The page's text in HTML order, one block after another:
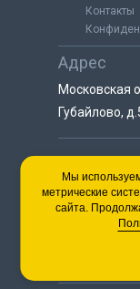
Контакты
Адрес
Московская
Губайлово,
Мы
метрические
сайта.